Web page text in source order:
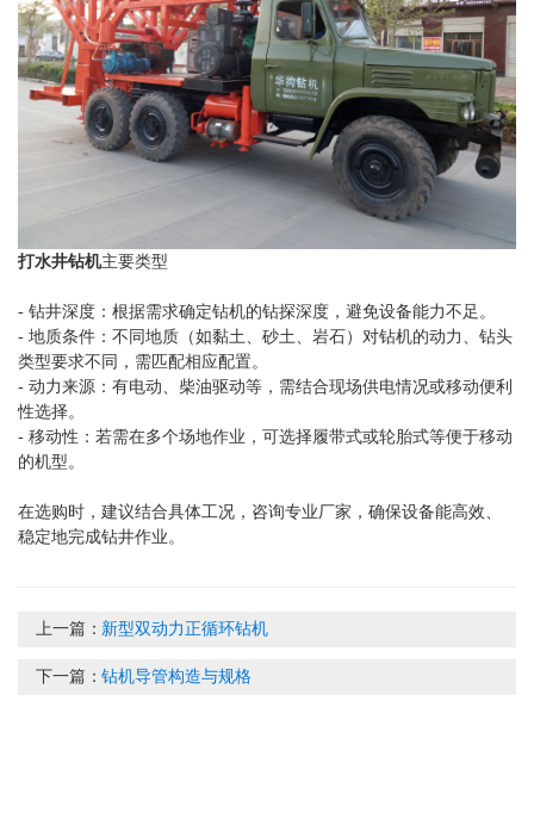
打水井钻机主要类型
- 钻井深度：根据需求确定钻机的钻探深度，避免设备能力不足。
- 地质条件：不同地质（如黏土、砂土、岩石）对钻机的动力、钻头
类型要求不同，需匹配相应配置。
- 动力来源：有电动、柴油驱动等，需结合现场供电情况或移动便利
性选择。
- 移动性：若需在多个场地作业，可选择履带式或轮胎式等便于移动
的机型。
在选购时，建议结合具体工况，咨询专业厂家，确保设备能高效、
稳定地完成钻井作业。
上一篇： 新型双动力正循环钻机
下一篇：钻机导管构造与规格